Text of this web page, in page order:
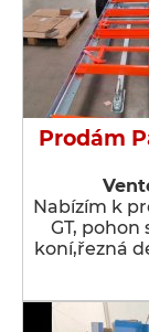
Prodám
Nabízím k
GT, pohon
koní,řezná